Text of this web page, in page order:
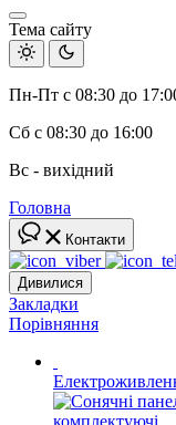
Тема сайту
Пн-Пт с 08:30 до
Сб с 08:30 до 16:00
Вс - вихідний
Головна
Контакти
Дивилися
Закладки
Порівняння
комплектуючі